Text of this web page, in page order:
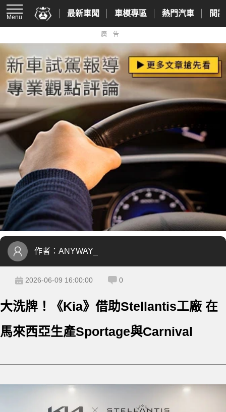
Menu 最新車聞 車模專區 熱門汽車 間
廣告
作者： ANYWAY_
2026-06-09 16:00:00 0
大洗牌！《Kia》借助Stellantis工廠 在
馬來西亞生產Sportage與Carnival